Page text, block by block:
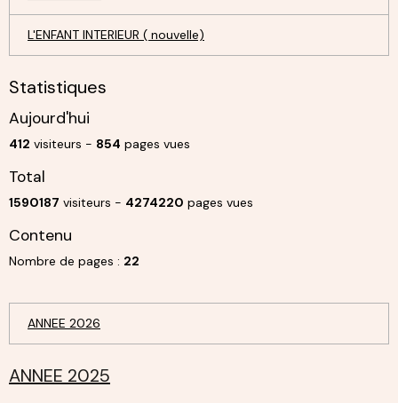
L'ENFANT INTERIEUR ( nouvelle)
Statistiques
Aujourd'hui
412 visiteurs - 854 pages vues
Total
1590187 visiteurs - 4274220 pages vues
Contenu
Nombre de pages : 22
ANNEE 2026
ANNEE 2025